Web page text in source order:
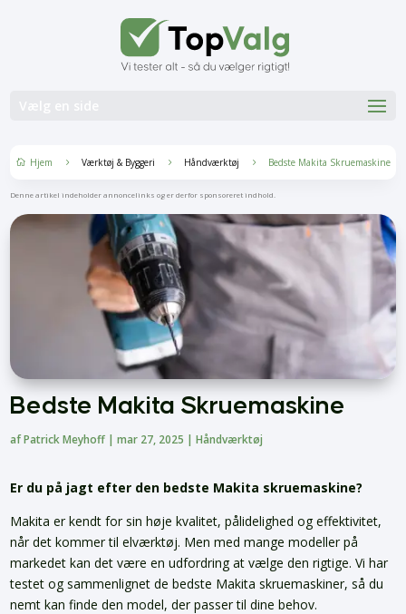
 Hjem 5 Værktøj & Byggeri 5 Håndværktøj 5 Bedste Makita Skruemaskine
Denne artikel indeholder annoncelinks og er derfor sponsoreret indhold.
Bedste Makita Skruemaskine
afPatrick Meyhoff |mar 27, 2025 |Håndværktøj
Er du på jagt efter den bedste Makita skruemaskine?
Makita er kendt for sin høje kvalitet, pålidelighed og effektivitet,
når det kommer til elværktøj. Men med mange modeller på
markedet kan det være en udfordring at vælge den rigtige. Vi har
testet og sammenlignet de bedste Makita skruemaskiner, så du
nemt kan finde den model, der passer til dine behov.